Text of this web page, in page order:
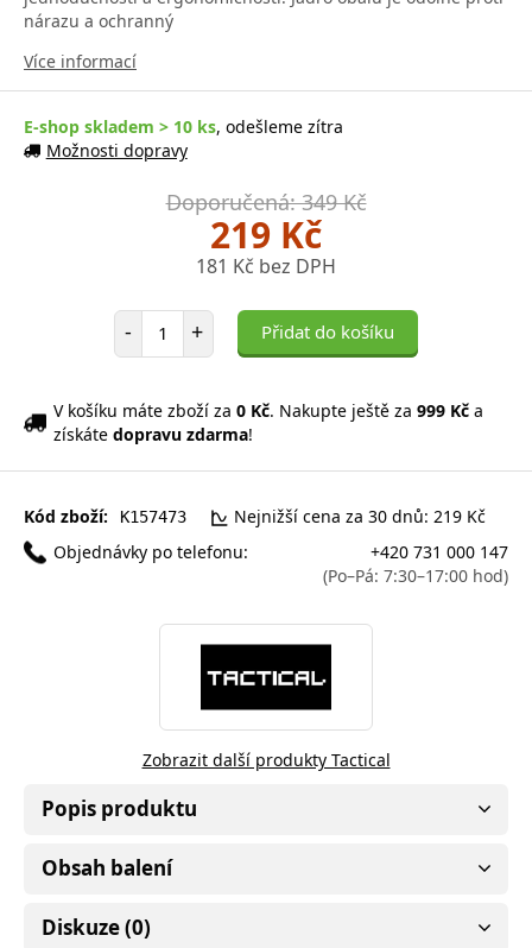
nárazu a ochranný
Více informací
E-shop skladem > 10 ks, odešleme zítra
Možnosti dopravy
Doporučená: 349 Kč
219 Kč
181 Kč bez DPH
- Počet položek
+ Přidat do košíku
V košíku máte zboží za 0 Kč. Nakupte ještě za 999 Kč a
získáte dopravu zdarma!
Kód zboží: K157473
Nejnižší cena za 30 dnů: 219 Kč
Objednávky po telefonu:
+420 731 000 147
(Po–Pá: 7:30–17:00 hod)
Zobrazit další produkty Tactical
Popis produktu
Obsah balení
Diskuze (0)